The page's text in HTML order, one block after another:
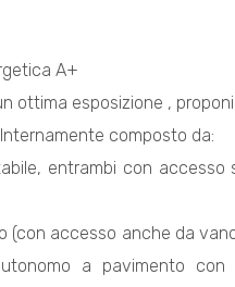
A+
ottima esposizione ,
Internamente composto da:
entrambi con accesso
(con accesso anche da
a pavimento